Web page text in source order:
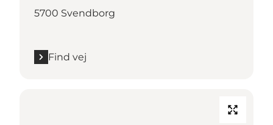
5700 Svendborg
Find vej